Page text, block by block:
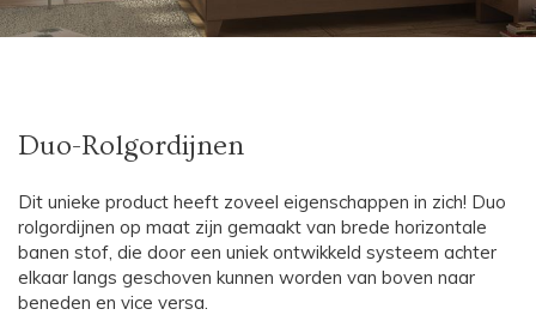
Duo-Rolgordijnen
Dit unieke product heeft zoveel eigenschappen in zich! Duo
rolgordijnen op maat zijn gemaakt van brede horizontale
banen stof, die door een uniek ontwikkeld systeem achter
elkaar langs geschoven kunnen worden van boven naar
beneden en vice versa.